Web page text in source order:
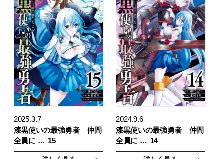
2025.3.7
漆黒使いの最強勇者 仲間
全員に … 15
2024.9.6
漆黒使いの最強勇者 仲間
全員に … 14